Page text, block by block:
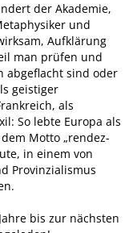
der Akademie,
und
Aufklärung
man prüfen und
abgeflacht sind oder
geistiger
als
So lebte Europa als
Motto „rendez-
in einem von
Provinzialismus
bis zur nächsten